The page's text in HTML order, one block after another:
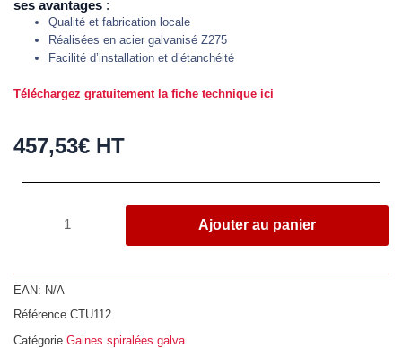
ses avantages :
Qualité et fabrication locale
Réalisées en acier galvanisé Z275
Facilité d’installation et d’étanchéité
Téléchargez gratuitement la fiche technique ici
457,53€ HT
spiralée,
galvanisé
Z275,
Ajouter au panier
EAN: N/A
Référence CTU112
Catégorie Gaines spiralées galva